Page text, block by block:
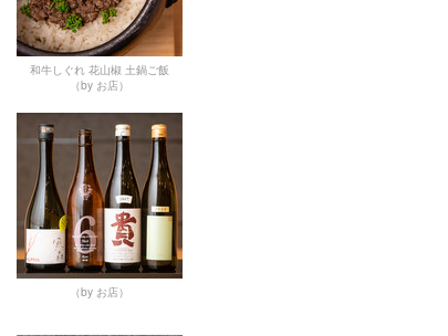
和牛しぐれ 花山椒 土鍋ご飯
（by お店）
（by お店）